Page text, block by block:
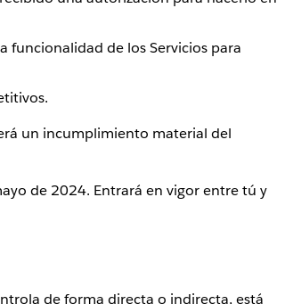
funcionalidad de los Servicios para
un incumplimiento material del
de 2024. Entrará en vigor entre tú y
de forma directa o indirecta, está